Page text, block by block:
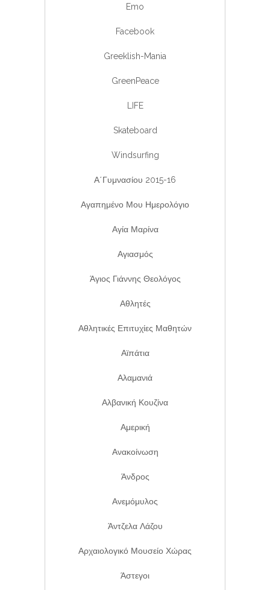
Emo
Facebook
Greeklish-Mania
GreenPeace
LIFE
Skateboard
Windsurfing
Α΄Γυμνασίου 2015-16
Αγαπημένο Μου Ημερολόγιο
Αγία Μαρίνα
Αγιασμός
Άγιος Γιάννης Θεολόγος
Αθλητές
Αθλητικές Επιτυχίες Μαθητών
Αϊπάτια
Αλαμανιά
Αλβανική Κουζίνα
Αμερική
Ανακοίνωση
Άνδρος
Ανεμόμυλος
Άντζελα Λάζου
Αρχαιολογικό Μουσείο Χώρας
Άστεγοι